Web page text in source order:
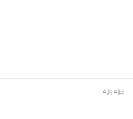
4月4日